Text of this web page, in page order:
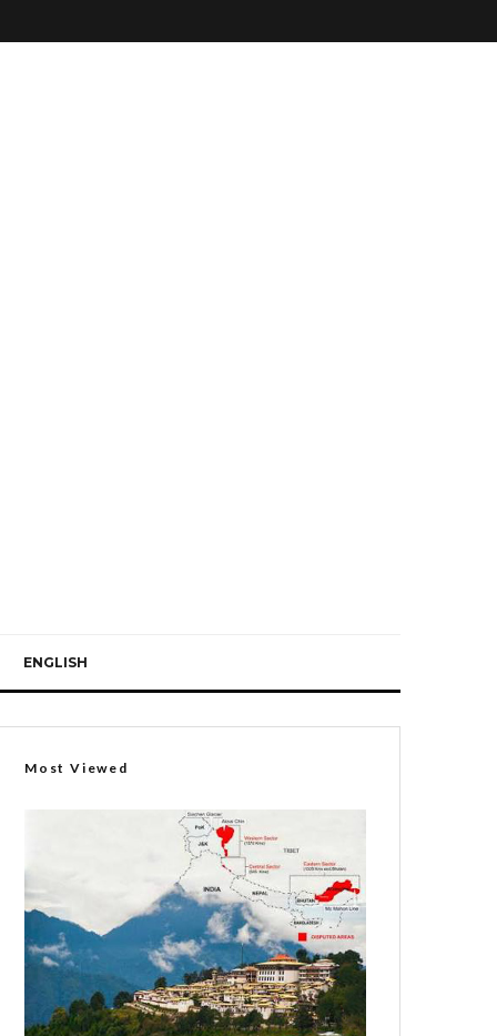
ENGLISH
Most Viewed